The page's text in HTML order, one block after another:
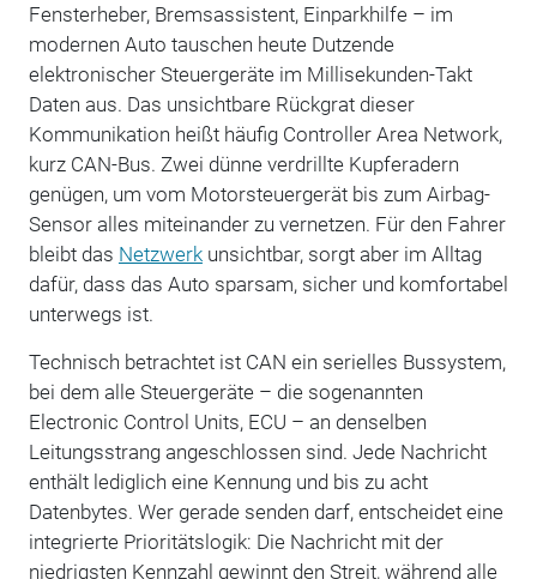
Fensterheber, Bremsassistent, Einparkhilfe – im
modernen Auto tauschen heute Dutzende
elektronischer Steuergeräte im Millisekunden-Takt
Daten aus. Das unsichtbare Rückgrat dieser
Kommunikation heißt häufig Controller Area Network,
kurz CAN-Bus. Zwei dünne verdrillte Kupferadern
genügen, um vom Motorsteuergerät bis zum Airbag-
Sensor alles miteinander zu vernetzen. Für den Fahrer
bleibt das Netzwerkunsichtbar, sorgt aber im Alltag
dafür, dass das Auto sparsam, sicher und komfortabel
unterwegs ist.
Technisch betrachtet ist CAN ein serielles Bussystem,
bei dem alle Steuergeräte – die sogenannten
Electronic Control Units, ECU – an denselben
Leitungsstrang angeschlossen sind. Jede Nachricht
enthält lediglich eine Kennung und bis zu acht
Datenbytes. Wer gerade senden darf, entscheidet eine
integrierte Prioritätslogik: Die Nachricht mit der
niedrigsten Kennzahl gewinnt den Streit, während alle